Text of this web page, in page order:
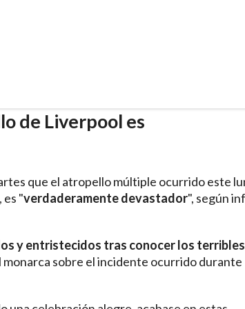
de Liverpool es
que el atropello múltiple ocurrido este
"verdaderamente devastador", según
y entristecidos tras conocer los terribles
monarca sobre el incidente ocurrido durante